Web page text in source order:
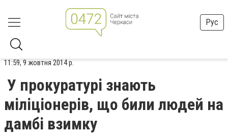
Рус
11:59, 9 жовтня 2014 р.
У прокуратурі знають
міліціонерів, що били людей на
дамбі взимку